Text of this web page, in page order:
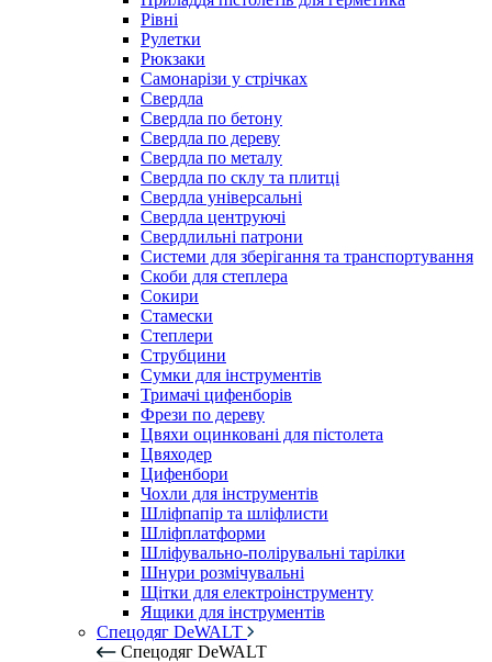
Рівні
Рулетки
Рюкзаки
Самонарізи у стрічках
Свердла
Свердла по бетону
Свердла по дереву
Свердла по металу
Свердла по склу та плитці
Свердла універсальні
Свердла центруючі
Свердлильні патрони
Системи для зберігання та транспортування
Скоби для степлера
Сокири
Стамески
Степлери
Струбцини
Сумки для інструментів
Тримачі цифенборів
Фрези по дереву
Цвяхи оцинковані для пістолета
Цвяходер
Цифенбори
Чохли для інструментів
Шліфпапір та шліфлисти
Шліфплатформи
Шліфувально-полірувальні тарілки
Шнури розмічувальні
Щітки для електроінструменту
Ящики для інструментів
Спецодяг DeWALT
Спецодяг DeWALT